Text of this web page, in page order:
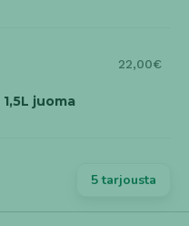
22,00€
juoma
5 tarjousta